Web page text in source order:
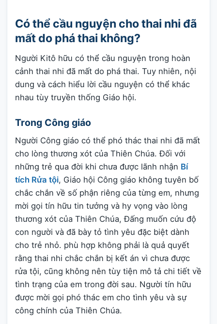
Có thể cầu nguyện cho thai nhi đã
mất do phá thai không?
Người Kitô hữu có thể cầu nguyện trong hoàn
cảnh thai nhi đã mất do phá thai. Tuy nhiên, nội
dung và cách hiểu lời cầu nguyện có thể khác
nhau tùy truyền thống Giáo hội.
Trong Công giáo
Người Công giáo có thể phó thác thai nhi đã mất
cho lòng thương xót của Thiên Chúa. Đối với
những trẻ qua đời khi chưa được lãnh nhận Bí
tích Rửa tội, Giáo hội Công giáo không tuyên bố
chắc chắn về số phận riêng của từng em, nhưng
mời gọi tín hữu tin tưởng và hy vọng vào lòng
thương xót của Thiên Chúa, Đấng muốn cứu độ
con người và đã bày tỏ tình yêu đặc biệt dành
cho trẻ nhỏ. phù hợp không phải là quả quyết
rằng thai nhi chắc chắn bị kết án vì chưa được
rửa tội, cũng không nên tùy tiện mô tả chi tiết về
tình trạng của em trong đời sau. Người tín hữu
được mời gọi phó thác em cho tình yêu và sự
công chính của Thiên Chúa.